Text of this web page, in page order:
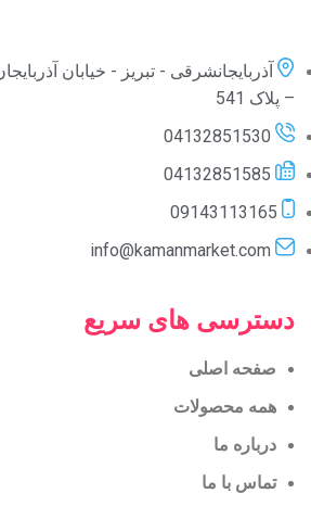
آذربایجانشرقی - تبریز - خیابان
– پلاک 541
04132851530
04132851585
09143113165
info@kamanmarket.com
دسترسی های سریع
صفحه اصلی
همه محصولات
درباره ما
تماس با ما